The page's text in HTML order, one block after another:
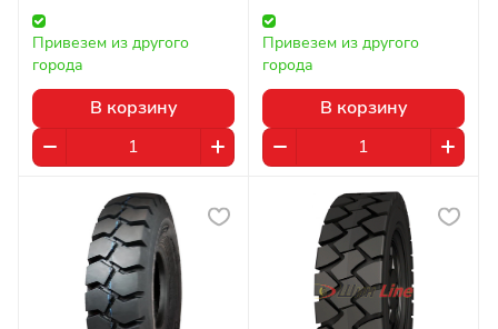
Казахстане
Привезем из другого
города
В корзину
Привезем из другого
города
В корзину